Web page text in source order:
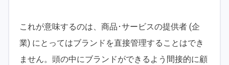
これが意味するのは、商品･サービスの提供者 (企
業) にとってはブランドを直接管理することはでき
ません。頭の中にブランドができるよう間接的に顧